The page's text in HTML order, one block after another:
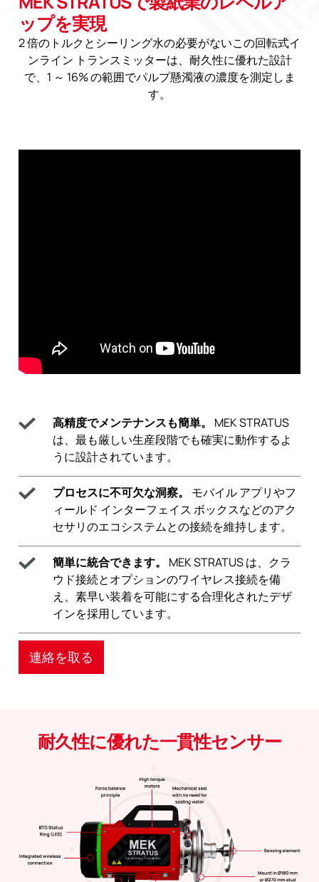
ップを実現
2 倍のトルクとシーリング水の必要がないこの回転式イ
ンライン トランスミッターは、耐久性に優れた設計
で、1 ～ 16% の範囲でパルプ懸濁液の濃度を測定しま
す。
高精度でメンテナンスも簡単。
MEK STRATUS
は、最も厳しい生産段階でも確実に動作するよ
うに設計されています。
プロセスに不可欠な洞察。
モバイル アプリやフ
ィールド インターフェイス ボックスなどのアク
セサリのエコシステムとの接続を維持します。
簡単に統合できます。
MEK STRATUS は、クラ
ウド接続とオプションのワイヤレス接続を備
え、素早い装着を可能にする合理化されたデザ
インを採用しています。
連絡を取る
耐久性に優れた一貫性センサー